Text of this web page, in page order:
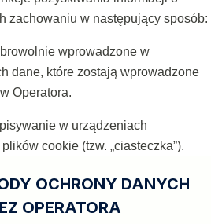
zachowaniu w następujący sposób:
wprowadzone w
dane, które zostają wprowadzone
Operatora.
w urządzeniach
cookie (tzw. „ciasteczka”).
OCHRONY DANYCH
OPERATORA